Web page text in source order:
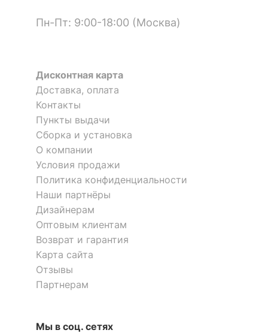
пружин/м2)
войлок
обивки
ОСОБЕННОСТИ ПРИМЕНЕНИЯ
Уровень жесткости
Рекомендуемые
помещения
Максимальная
нагрузка, кг
Масса брутто, кг
Пн-Пт: 9:00-18:00 (Москва)
Дисконтная карта
Доставка, оплата
Контакты
Пункты выдачи
Сборка и установка
О компании
Условия продажи
Политика конфиденциальности
Наши партнёры
Дизайнерам
Оптовым клиентам
Возврат и гарантия
Карта сайта
Отзывы
Партнерам
Мы в соц. сетях